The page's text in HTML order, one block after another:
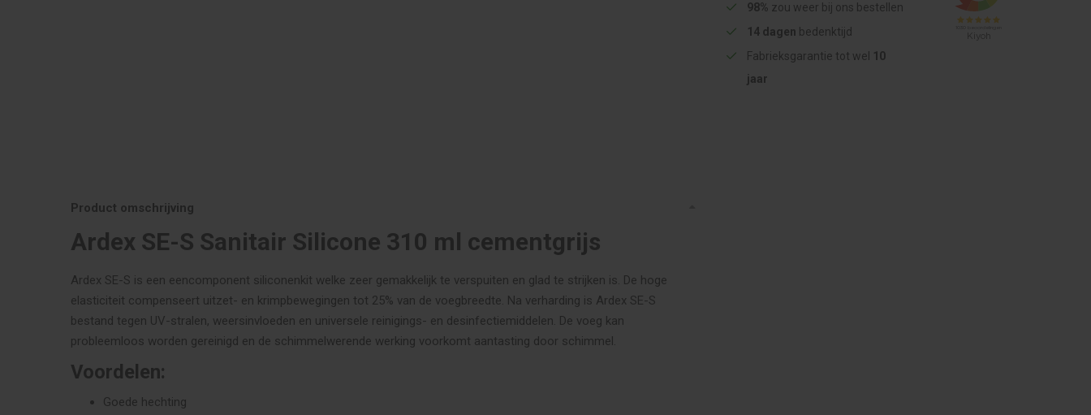
98% zou weer bij ons bestellen
14 dagen bedenktijd
Fabrieksgarantie tot wel 10
jaar
Product omschrijving
Ardex SE-S Sanitair Silicone 310 ml cementgrijs
Ardex SE-S is een eencomponent siliconenkit welke zeer gemakkelijk te verspuiten en glad te strijken is. De hoge
elasticiteit compenseert uitzet- en krimpbewegingen tot 25% van de voegbreedte. Na verharding is Ardex SE-S
bestand tegen UV-stralen, weersinvloeden en universele reinigings- en desinfectiemiddelen. De voeg kan
probleemloos worden gereinigd en de schimmelwerende werking voorkomt aantasting door schimmel.
Voordelen:
Goede hechting